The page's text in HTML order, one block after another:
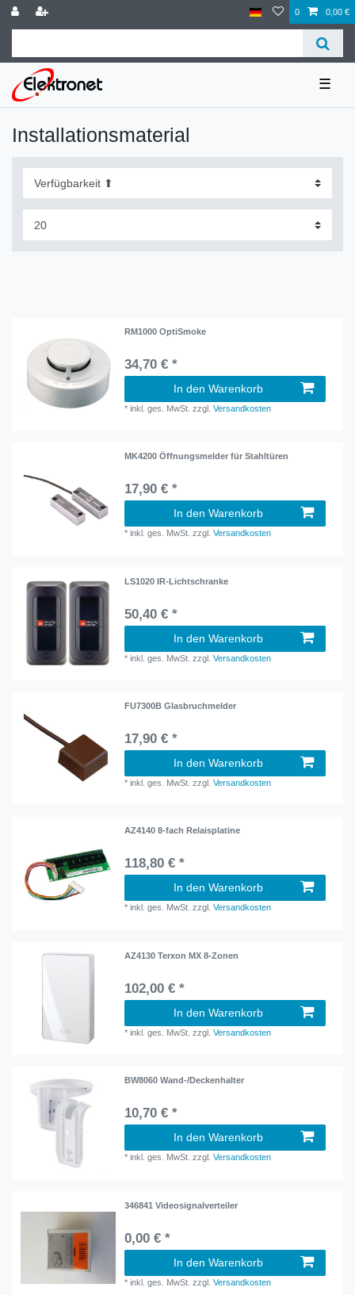
0 0,00 €
☰
Installationsmaterial
RM1000 OptiSmoke
34,70 € *
In den Warenkorb
*inkl. ges. MwSt. zzgl.Versandkosten
MK4200 Öffnungsmelder für Stahltüren
17,90 € *
In den Warenkorb
*inkl. ges. MwSt. zzgl.Versandkosten
LS1020 IR-Lichtschranke
50,40 € *
In den Warenkorb
*inkl. ges. MwSt. zzgl.Versandkosten
FU7300B Glasbruchmelder
17,90 € *
In den Warenkorb
*inkl. ges. MwSt. zzgl.Versandkosten
AZ4140 8-fach Relaisplatine
118,80 € *
In den Warenkorb
*inkl. ges. MwSt. zzgl.Versandkosten
AZ4130 Terxon MX 8-Zonen
102,00 € *
In den Warenkorb
*inkl. ges. MwSt. zzgl.Versandkosten
BW8060 Wand-/Deckenhalter
10,70 € *
In den Warenkorb
*inkl. ges. MwSt. zzgl.Versandkosten
346841 Videosignalverteiler
0,00 € *
In den Warenkorb
*inkl. ges. MwSt. zzgl.Versandkosten